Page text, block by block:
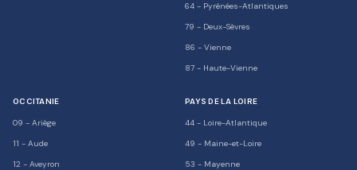
64 - Pyrénées-Atlantiques
79 - Deux-Sèvres
86 - Vienne
87 - Haute-Vienne
OCCITANIE
09 - Ariège
11 - Aude
12 - Aveyron
PAYS DE LA LOIRE
44 - Loire-Atlantique
49 - Maine-et-Loire
53 - Mayenne